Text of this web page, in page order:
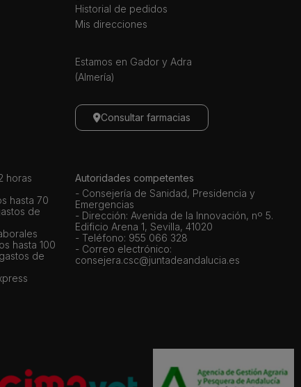
Historial de pedidos
Mis direcciones
Estamos en Gador y Adra
(Almería)
Consultar farmacias
horas
hasta 70
de
hasta 100
de
Autoridades competentes
- Consejería de Sanidad, Presidencia y
Emergencias
- Dirección: Avenida de la Innovación, nº 5.
Edificio Arena 1, Sevilla, 41020
- Teléfono: 955 066 328
- Correo electrónico:
consejera.csc@juntadeandalucia.es